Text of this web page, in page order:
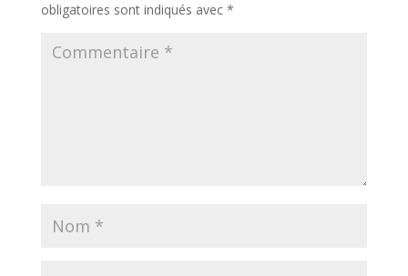
obligatoires sont indiqués avec *